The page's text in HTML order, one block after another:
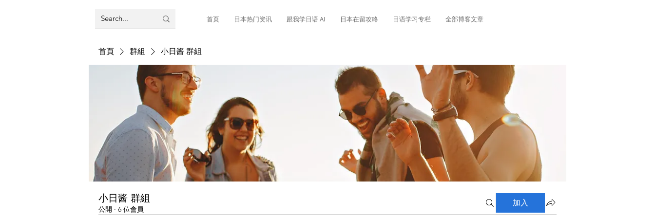
首页 日本热门资讯 跟我学日语 AI 日本在留攻略 日语学习专栏 全部博客文章
首頁 群組 小日酱 群組
小日酱 群組
公開 · 6 位會員
加入